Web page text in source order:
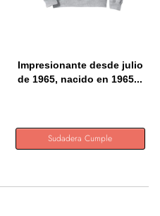
Impresionante desde julio
de 1965, nacido en 1965...
Sudadera Cumple